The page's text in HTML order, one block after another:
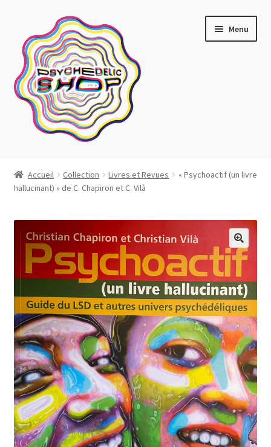
navigation
contenu
Menu
Boutique
Affiches
Blotter art
Accueil Collection Livres et Revues
« Psychoactif (un livre
hallucinant) » de C. Chapiron et C. Vilà